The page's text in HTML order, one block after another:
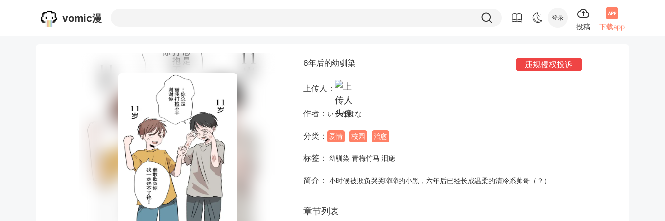
vomic漫 登录
投稿 下载app
6年后的幼驯染 违规侵权投诉
上传人：
作者： いくたはな
分类： 爱情 校园 治愈
标签： 幼驯染 青梅竹马 泪痣
简介： 小时候被欺负哭哭啼啼的小黑，六年后已经长成温柔的清冷系帅哥（？）
章节列表